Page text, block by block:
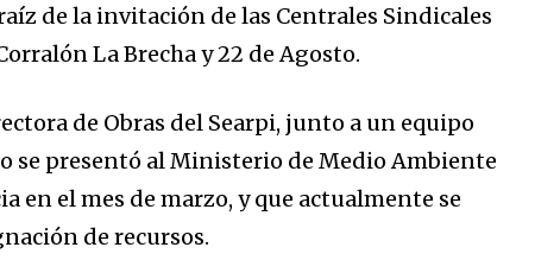
de la invitación de las Centrales Sindicales
La Brecha y 22 de Agosto.
de Obras del Searpi, junto a un equipo
se presentó al Ministerio de Medio Ambiente
en el mes de marzo, y que actualmente se
de recursos.